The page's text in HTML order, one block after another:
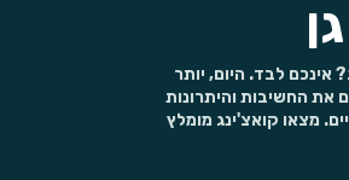
גן
אינכם לבד. היום, יותר
את החשיבות והיתרונות
מצאו קואצ'ינג מומלץ